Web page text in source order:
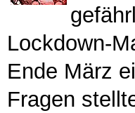
Lockdown-
Ende März
Fragen